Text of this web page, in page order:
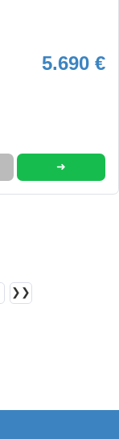
5.690 €
➜
❯❯